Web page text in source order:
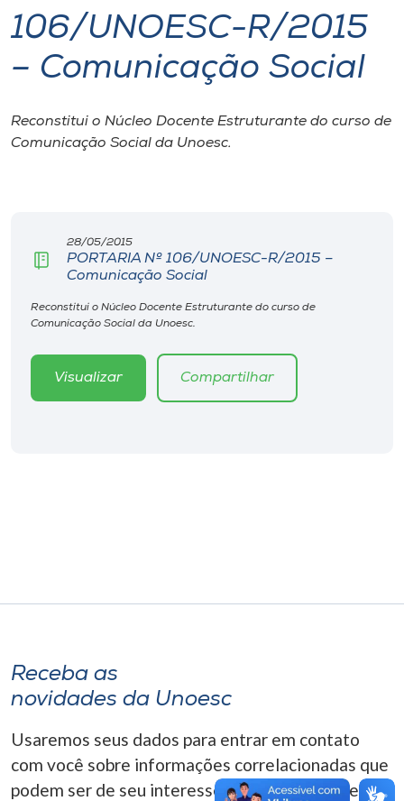
I.nova
Cultura
Biblioteca
Editora
Rádio
A+
106/UNOESC-R/2015
– Comunicação Social
Reconstitui o Núcleo Docente Estruturante do curso de
Comunicação Social da Unoesc.
28/05/2015
PORTARIA Nº 106/UNOESC-R/2015 –
Comunicação Social
Reconstitui o Núcleo Docente Estruturante do curso de
Comunicação Social da Unoesc.
Visualizar Compartilhar
Receba as
novidades da Unoesc
Usaremos seus dados para entrar em contato
com você sobre informações correlacionadas que
podem ser de seu interesse. Você pode cancelar o